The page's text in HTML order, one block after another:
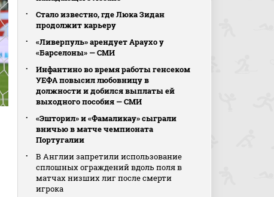
Стало известно, где Люка Зидан
продолжит карьеру
«Ливерпуль» арендует Араухо у
«Барселоны» — СМИ
Инфантино во время работы генсеком
УЕФА повысил любовницу в
должности и добился выплаты ей
выходного пособия — СМИ
«Эшторил» и «Фамаликау» сыграли
вничью в матче чемпионата
Португалии
В Англии запретили использование
сплошных ограждений вдоль поля в
матчах низших лиг после смерти
игрока